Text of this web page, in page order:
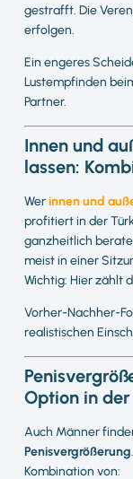
gestrafft. Die
erfolgen.
Ein engeres
Lustempfinden
Partner.
Innen und
lassen:
Werinnen und
profitiert in der
ganzheitlich
meist in einer
Wichtig: Hier zählt
Vorher-Nachher-
realistischen
Option in
Auch Männer
Penisvergrößerung
Kombination von: